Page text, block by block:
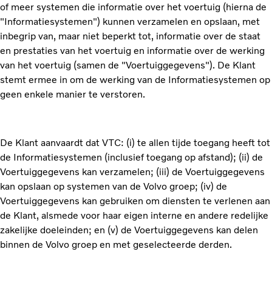
of meer systemen die informatie over het voertuig (hierna de
"Informatiesystemen") kunnen verzamelen en opslaan, met
inbegrip van, maar niet beperkt tot, informatie over de staat
en prestaties van het voertuig en informatie over de werking
van het voertuig (samen de "Voertuiggegevens"). De Klant
stemt ermee in om de werking van de Informatiesystemen op
geen enkele manier te verstoren.
De Klant aanvaardt dat VTC: (i) te allen tijde toegang heeft tot
de Informatiesystemen (inclusief toegang op afstand); (ii) de
Voertuiggegevens kan verzamelen; (iii) de Voertuiggegevens
kan opslaan op systemen van de Volvo groep; (iv) de
Voertuiggegevens kan gebruiken om diensten te verlenen aan
de Klant, alsmede voor haar eigen interne en andere redelijke
zakelijke doeleinden; en (v) de Voertuiggegevens kan delen
binnen de Volvo groep en met geselecteerde derden.